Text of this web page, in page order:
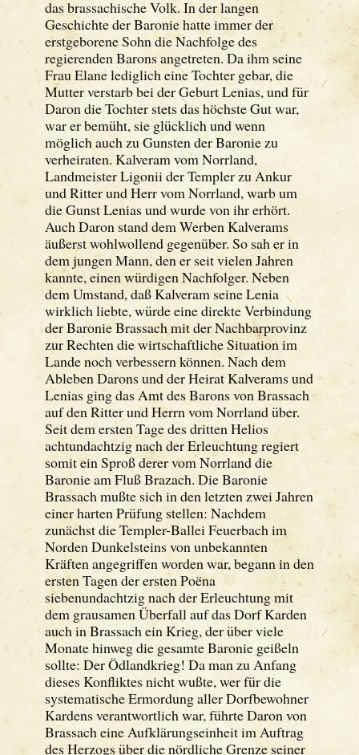
das brassachische Volk. In der langen
Geschichte der Baronie hatte immer der
erstgeborene Sohn die Nachfolge des
regierenden Barons angetreten. Da ihm seine
Frau Elane lediglich eine Tochter gebar, die
Mutter verstarb bei der Geburt Lenias, und für
Daron die Tochter stets das höchste Gut war,
war er bemüht, sie glücklich und wenn
möglich auch zu Gunsten der Baronie zu
verheiraten. Kalveram vom Norrland,
Landmeister Ligonii der Templer zu Ankur
und Ritter und Herr vom Norrland, warb um
die Gunst Lenias und wurde von ihr erhört.
Auch Daron stand dem Werben Kalverams
äußerst wohlwollend gegenüber. So sah er in
dem jungen Mann, den er seit vielen Jahren
kannte, einen würdigen Nachfolger. Neben
dem Umstand, daß Kalveram seine Lenia
wirklich liebte, würde eine direkte Verbindung
der Baronie Brassach mit der Nachbarprovinz
zur Rechten die wirtschaftliche Situation im
Lande noch verbessern können. Nach dem
Ableben Darons und der Heirat Kalverams und
Lenias ging das Amt des Barons von Brassach
auf den Ritter und Herrn vom Norrland über.
Seit dem ersten Tage des dritten Helios
achtundachtzig nach der Erleuchtung regiert
somit ein Sproß derer vom Norrland die
Baronie am Fluß Brazach. Die Baronie
Brassach mußte sich in den letzten zwei Jahren
einer harten Prüfung stellen: Nachdem
zunächst die Templer-Ballei Feuerbach im
Norden Dunkelsteins von unbekannten
Kräften angegriffen worden war, begann in den
ersten Tagen der ersten Poëna
siebenundachtzig nach der Erleuchtung mit
dem grausamen Überfall auf das Dorf Karden
auch in Brassach ein Krieg, der über viele
Monate hinweg die gesamte Baronie geißeln
sollte: Der Ödlandkrieg! Da man zu Anfang
dieses Konfliktes nicht wußte, wer für die
systematische Ermordung aller Dorfbewohner
Kardens verantwortlich war, führte Daron von
Brassach eine Aufklärungseinheit im Auftrag
des Herzogs über die nördliche Grenze seiner